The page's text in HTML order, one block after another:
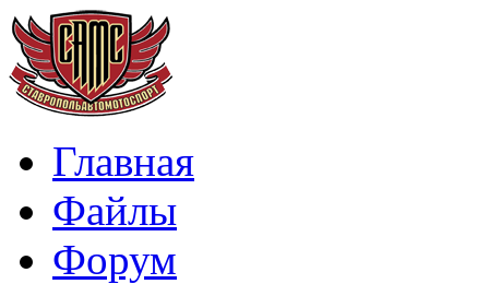
Главная
Файлы
Форум